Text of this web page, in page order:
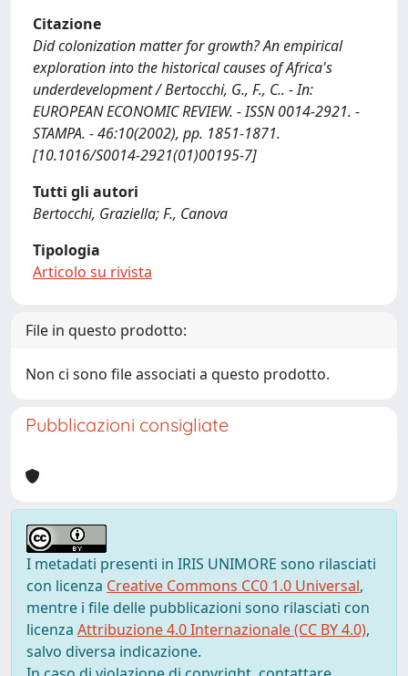
Citazione
Did colonization matter for growth? An empirical
exploration into the historical causes of Africa's
underdevelopment / Bertocchi, G., F., C.. - In:
EUROPEAN ECONOMIC REVIEW. - ISSN 0014-2921. -
STAMPA. - 46:10(2002), pp. 1851-1871.
[10.1016/S0014-2921(01)00195-7]
Tutti gli autori
Bertocchi, Graziella; F., Canova
Tipologia
Articolo su rivista
File in questo prodotto:
Non ci sono file associati a questo prodotto.
Pubblicazioni consigliate
I metadati presenti in IRIS UNIMORE sono rilasciati
con licenza Creative Commons CC0 1.0 Universal,
mentre i file delle pubblicazioni sono rilasciati con
licenza Attribuzione 4.0 Internazionale (CC BY 4.0),
salvo diversa indicazione.